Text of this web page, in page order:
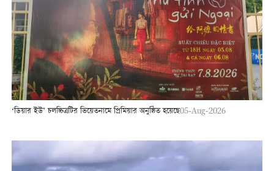
‘ডিয়ার ইউ’ চলচ্চিত্রটির ভিয়েতনামে প্রিমিয়ার অনুষ্ঠিত হয়েছে05-Aug-2026